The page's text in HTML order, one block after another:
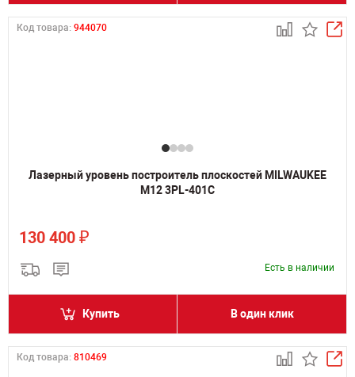
Код товара: 944070
Лазерный уровень построитель плоскостей MILWAUKEE
M12 3PL-401C
130 400 ₽
Есть в наличии
Купить В один клик
Код товара: 810469